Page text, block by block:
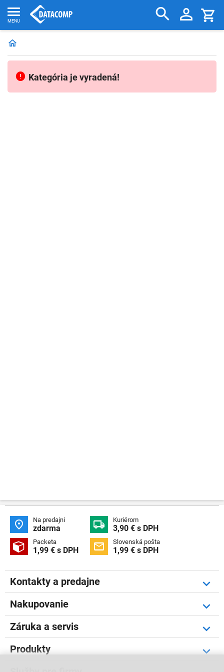
Kategória je vyradená!
 Na predajni
zdarma  Kuriérom
3,90 € s DPH
 Packeta
1,99 € s DPH  Slovenská pošta
1,99 € s DPH
Kontakty a predajne
Nakupovanie
Záruka a servis
Produkty